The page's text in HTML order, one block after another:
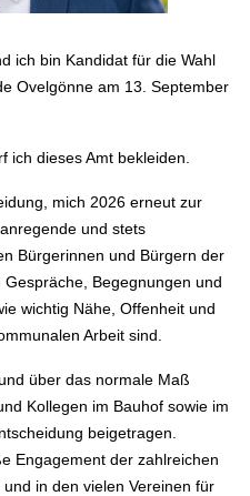
ich bin Kandidat für die Wahl
Ovelgönne am 13. September
ich dieses Amt bekleiden.
mich 2026 erneut zur
und stets
Bürgerinnen und Bürgern der
Begegnungen und
wichtig Nähe, Offenheit und
Arbeit sind.
über das normale Maß
Kollegen im Bauhof sowie im
beigetragen.
Engagement der zahlreichen
in den vielen Vereinen für